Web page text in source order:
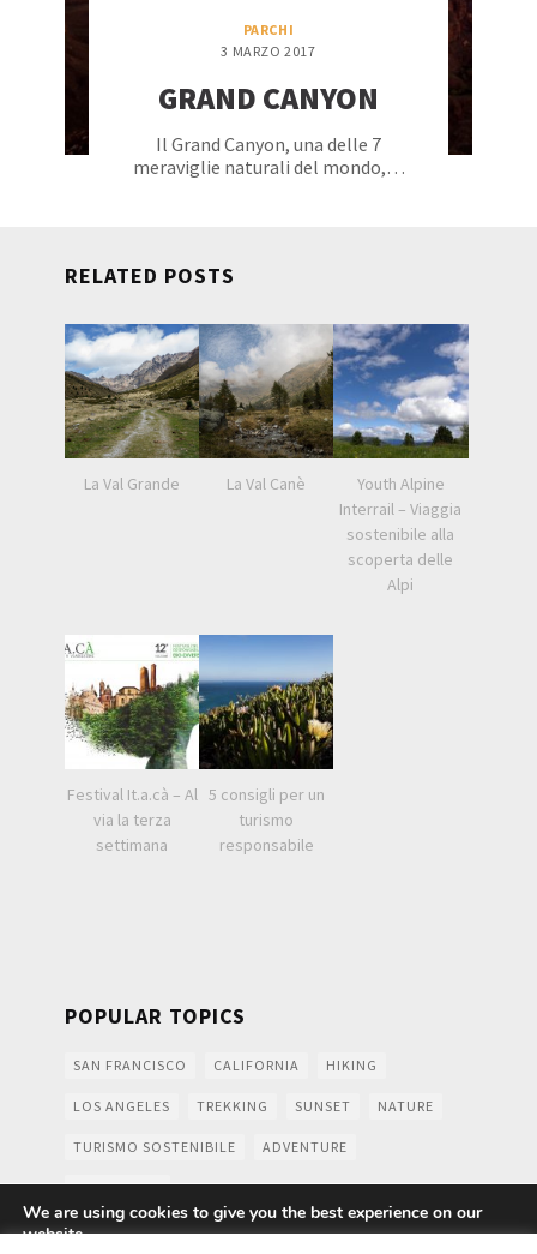
PARCHI
3 MARZO 2017
GRAND CANYON
Il Grand Canyon, una delle 7
meraviglie naturali del mondo,…
RELATED POSTS
La Val Grande La Val Canè
Youth Alpine
Interrail – Viaggia
sostenibile alla
scoperta delle
Alpi
Festival It.a.cà – Al
via la terza
settimana
5 consigli per un
turismo
responsabile
POPULAR TOPICS
SAN FRANCISCO CALIFORNIA HIKING
LOS ANGELES TREKKING SUNSET NATURE
TURISMO SOSTENIBILE ADVENTURE
MOUNTAINS
We are using cookies to give you the best experience on our
website.